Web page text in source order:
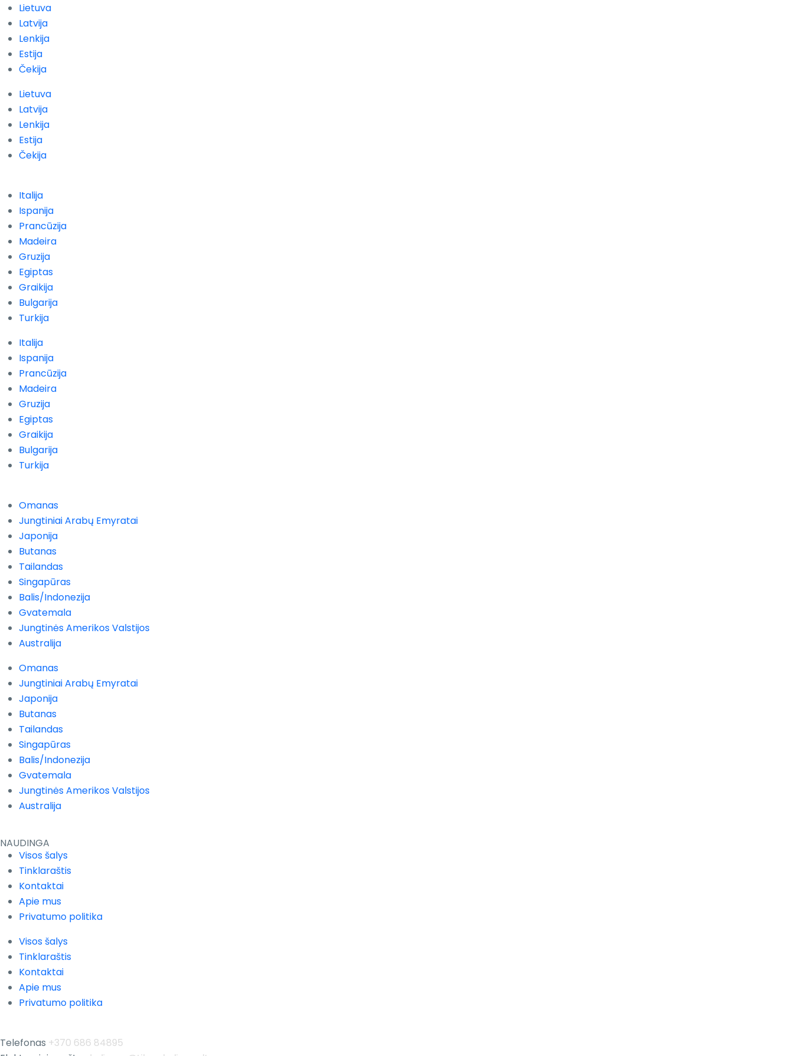
Lietuva
Latvija
Lenkija
Estija
Čekija
Lietuva
Latvija
Lenkija
Estija
Čekija
Italija
Ispanija
Prancūzija
Madeira
Gruzija
Egiptas
Graikija
Bulgarija
Turkija
Italija
Ispanija
Prancūzija
Madeira
Gruzija
Egiptas
Graikija
Bulgarija
Turkija
Omanas
Jungtiniai Arabų Emyratai
Japonija
Butanas
Tailandas
Singapūras
Balis/Indonezija
Gvatemala
Jungtinės Amerikos Valstijos
Australija
Omanas
Jungtiniai Arabų Emyratai
Japonija
Butanas
Tailandas
Singapūras
Balis/Indonezija
Gvatemala
Jungtinės Amerikos Valstijos
Australija
NAUDINGA
Visos šalys
Tinklaraštis
Kontaktai
Apie mus
Privatumo politika
Visos šalys
Tinklaraštis
Kontaktai
Apie mus
Privatumo politika
Telefonas +370 686 84895